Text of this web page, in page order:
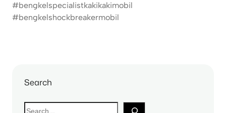
#bengkelspecialistkakikakimobil
#bengkelshockbreakermobil
Search
S